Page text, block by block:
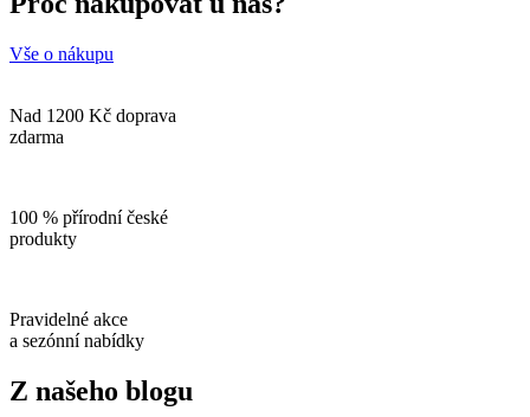
Vše o nákupu
Nad 1200 Kč doprava
zdarma
100 % přírodní české
produkty
Pravidelné akce
a sezónní nabídky
Z našeho blogu